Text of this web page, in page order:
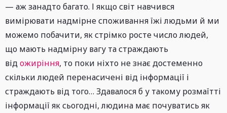
— аж занадто багато. І якщо світ навчився
вимірювати надмірне споживання їжі людьми й ми
можемо побачити, як стрімко росте число людей,
що мають надмірну вагу та страждають
відожиріння, то поки ніхто не знає достеменно
скільки людей перенасичені від інформації і
страждають від того… Здавалося б у такому розмаїтті
інформації як сьогодні, людина має почуватись як